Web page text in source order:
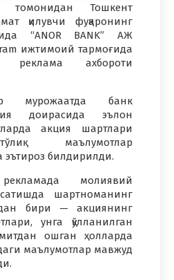
томонидан Тошкент
қилувчи фуқаронинг
“ANOR BANK” АЖ
ижтимоий тармоғида
реклама ахбороти
мурожаатда банк
доирасида эълон
акция шартлари
маълумотлар
эътироз билдирилди.
молиявий
шартноманинг
бири — акциянинг
унга қўлланилган
ошган ҳолларда
маълумотлар мавжуд